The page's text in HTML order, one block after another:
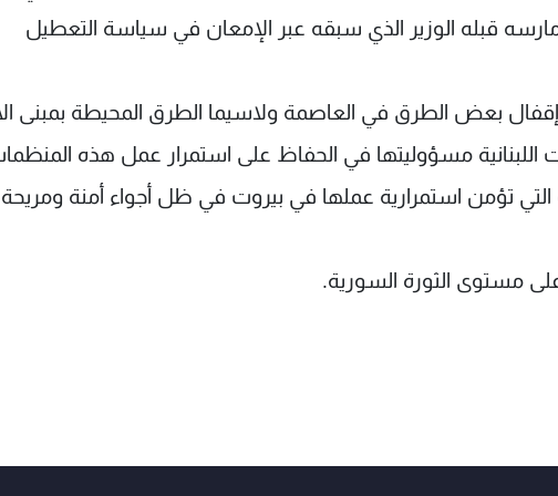
قبله الوزير الذي سبقه عبر الإمعان في سياسة التعطيل
بعض الطرق في العاصمة ولاسيما الطرق المحيطة بمبنى
اللبنانية مسؤوليتها في الحفاظ على استمرار عمل هذه
التي تؤمن استمرارية عملها في بيروت في ظل أجواء أمنة ومريحة
مستوى الثورة السورية.